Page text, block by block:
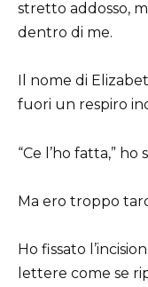
stretto addosso,
dentro di me.
Il nome di
fuori un respiro
“Ce l’ho fatta,” ho
Ma ero troppo
Ho fissato
lettere come se